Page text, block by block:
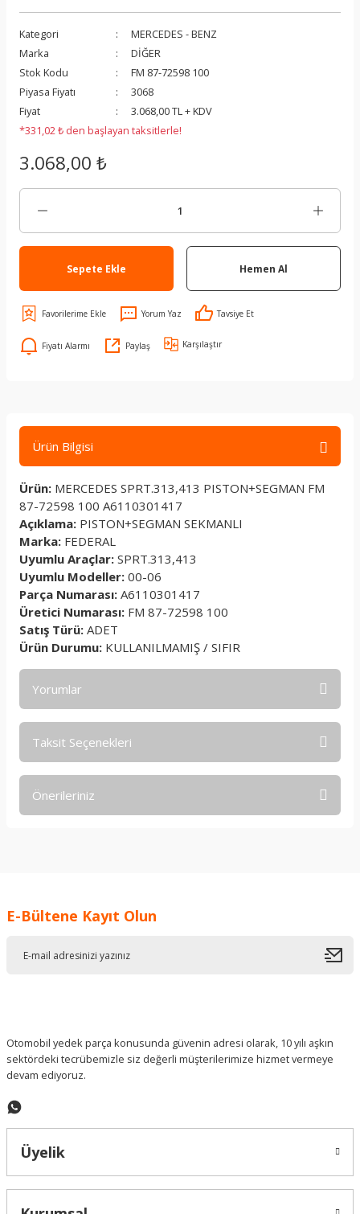
Kategori
MERCEDES - BENZ
Marka
DİĞER
Stok Kodu
FM 87-72598 100
Piyasa Fiyatı
3068
Fiyat
3.068,00 TL + KDV
*331,02 ₺ den başlayan taksitlerle!
3.068,00 ₺
Sepete Ekle Hemen Al
Yorum Yaz Tavsiye Et
Fiyatı Alarmı Paylaş Karşılaştır
Ürün Bilgisi
Ürün: MERCEDES SPRT.313,413 PISTON+SEGMAN FM
87-72598 100 A6110301417
Açıklama: PISTON+SEGMAN SEKMANLI
Marka: FEDERAL
Uyumlu Araçlar: SPRT.313,413
Uyumlu Modeller: 00-06
Parça Numarası: A6110301417
Üretici Numarası: FM 87-72598 100
Satış Türü: ADET
Ürün Durumu: KULLANILMAMIŞ / SIFIR
Yorumlar
Taksit Seçenekleri
Önerileriniz
Ürün resmi kalitesiz, bozuk veya görüntülenemiyor.
E-Bültene Kayıt Olun
Otomobil yedek parça konusunda güvenin adresi olarak, 10 yılı aşkın
sektördeki tecrübemizle siz değerli müşterilerimize hizmet vermeye
devam ediyoruz.
Üyelik